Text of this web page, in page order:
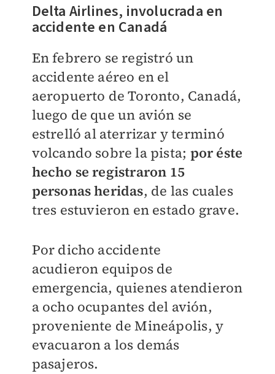
Delta Airlines, involucrada en
accidente en Canadá
En febrero se registró un
accidente aéreo en el
aeropuerto de Toronto, Canadá,
luego de que un avión se
estrelló al aterrizar y terminó
volcando sobre la pista; por éste
hecho se registraron 15
personas heridas, de las cuales
tres estuvieron en estado grave.
Por dicho accidente
acudieron equipos de
emergencia, quienes atendieron
a ocho ocupantes del avión,
proveniente de Mineápolis, y
evacuaron a los demás
pasajeros.